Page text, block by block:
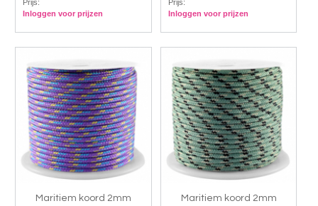
Prijs:
Inloggen voor prijzen
Prijs:
Inloggen voor prijzen
Maritiem koord 2mm
Maritiem koord 2mm